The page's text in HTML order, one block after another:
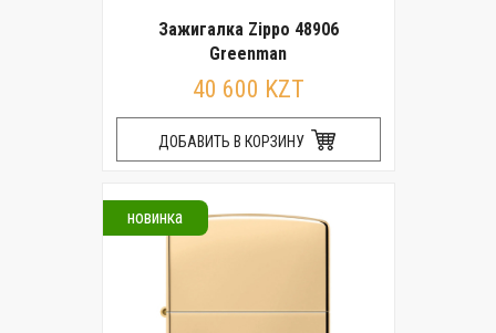
Зажигалка Zippo 48906
Greenman
40 600 KZT
ДОБАВИТЬ В КОРЗИНУ
новинка